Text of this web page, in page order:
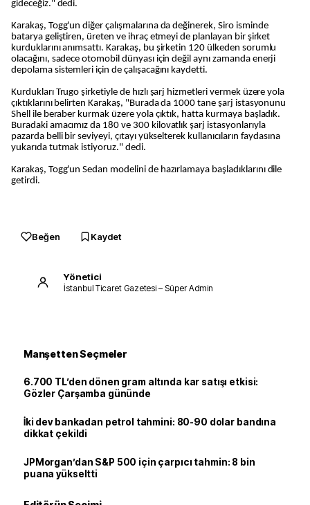
gideceğiz." dedi.
Karakaş, Togg'un diğer çalışmalarına da değinerek, Siro isminde
batarya geliştiren, üreten ve ihraç etmeyi de planlayan bir şirket
kurduklarını anımsattı. Karakaş, bu şirketin 120 ülkeden sorumlu
olacağını, sadece otomobil dünyası için değil aynı zamanda enerji
depolama sistemleri için de çalışacağını kaydetti.
Kurdukları Trugo şirketiyle de hızlı şarj hizmetleri vermek üzere yola
çıktıklarını belirten Karakaş, "Burada da 1000 tane şarj istasyonunu
Shell ile beraber kurmak üzere yola çıktık, hatta kurmaya başladık.
Buradaki amacımız da 180 ve 300 kilovatlık şarj istasyonlarıyla
pazarda belli bir seviyeyi, çıtayı yükselterek kullanıcıların faydasına
yukarıda tutmak istiyoruz." dedi.
Karakaş, Togg'un Sedan modelini de hazırlamaya başladıklarını dile
getirdi.
Beğen Kaydet
Yönetici
İstanbul Ticaret Gazetesi – Süper Admin
Manşetten Seçmeler
6.700 TL’den dönen gram altında kar satışı etkisi:
Gözler Çarşamba gününde
İki dev bankadan petrol tahmini: 80-90 dolar bandına
dikkat çekildi
JPMorgan’dan S&P 500 için çarpıcı tahmin: 8 bin
puana yükseltti